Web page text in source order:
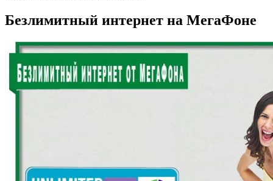
Безлимитный интернет на МегаФоне